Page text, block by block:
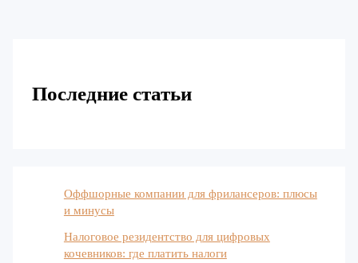
Последние статьи
Оффшорные компании для фрилансеров: плюсы
и минусы
Налоговое резидентство для цифровых
кочевников: где платить налоги